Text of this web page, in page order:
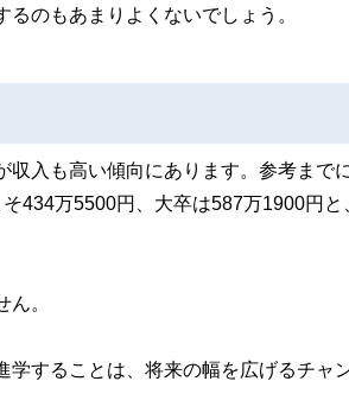
のもあまりよくないでしょう。
入も高い傾向にあります。参考まで
434万5500円、大卒は587万1900円と
。
することは、将来の幅を広げるチャ